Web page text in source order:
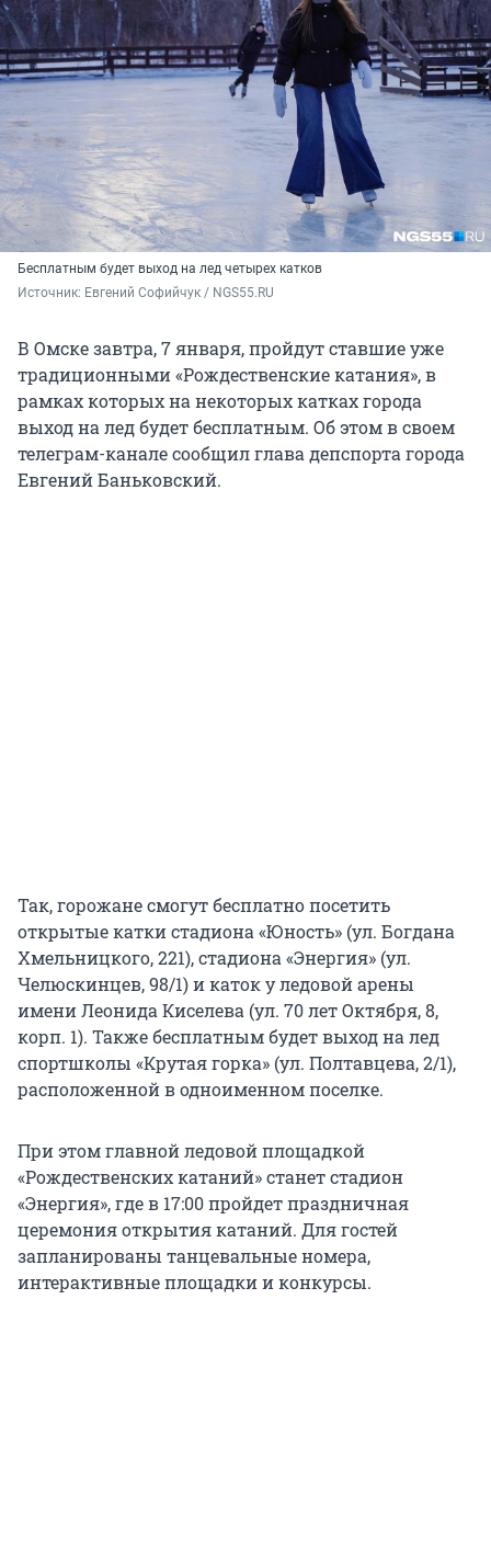
Бесплатным будет выход на лед четырех катков
Источник: Евгений Софийчук / NGS55.RU
В Омске завтра, 7 января, пройдут ставшие уже
традиционными «Рождественские катания», в
рамках которых на некоторых катках города
выход на лед будет бесплатным. Об этом в своем
телеграм-канале сообщил глава депспорта города
Евгений Баньковский.
Так, горожане смогут бесплатно посетить
открытые катки стадиона «Юность» (ул. Богдана
Хмельницкого, 221), стадиона «Энергия» (ул.
Челюскинцев, 98/1) и каток у ледовой арены
имени Леонида Киселева (ул. 70 лет Октября, 8,
корп. 1). Также бесплатным будет выход на лед
спортшколы «Крутая горка» (ул. Полтавцева, 2/1),
расположенной в одноименном поселке.
При этом главной ледовой площадкой
«Рождественских катаний» станет стадион
«Энергия», где в 17:00 пройдет праздничная
церемония открытия катаний. Для гостей
запланированы танцевальные номера,
интерактивные площадки и конкурсы.